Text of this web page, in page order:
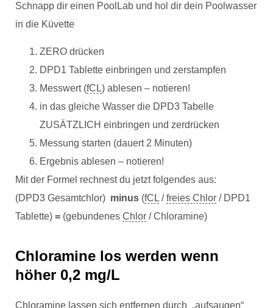
Schnapp dir einen PoolLab und hol dir dein Poolwasser
in die Küvette
ZERO drücken
DPD1 Tablette einbringen und zerstampfen
Messwert (fCL) ablesen – notieren!
in das gleiche Wasser die DPD3 Tabelle
ZUSÄTZLICH einbringen und zerdrücken
Messung starten (dauert 2 Minuten)
Ergebnis ablesen – notieren!
Mit der Formel rechnest du jetzt folgendes aus:
(DPD3 Gesamtchlor) minus (fCL /freies Chlor / DPD1
Tablette) = (gebundenes Chlor / Chloramine)
Chloramine los werden wenn
höher 0,2 mg/L
Chloramine lassen sich entfernen durch „aufsaugen“